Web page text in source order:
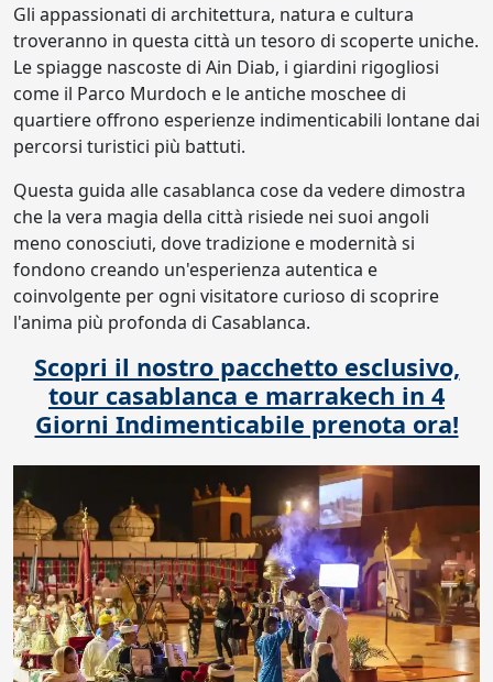
Gli appassionati di architettura, natura e cultura
troveranno in questa città un tesoro di scoperte uniche.
Le spiagge nascoste di Ain Diab, i giardini rigogliosi
come il Parco Murdoch e le antiche moschee di
quartiere offrono esperienze indimenticabili lontane dai
percorsi turistici più battuti.
Questa guida alle casablanca cose da vedere dimostra
che la vera magia della città risiede nei suoi angoli
meno conosciuti, dove tradizione e modernità si
fondono creando un'esperienza autentica e
coinvolgente per ogni visitatore curioso di scoprire
l'anima più profonda di Casablanca.
Scopri il nostro pacchetto esclusivo,
tour casablanca e marrakech in 4
Giorni Indimenticabile prenota ora!